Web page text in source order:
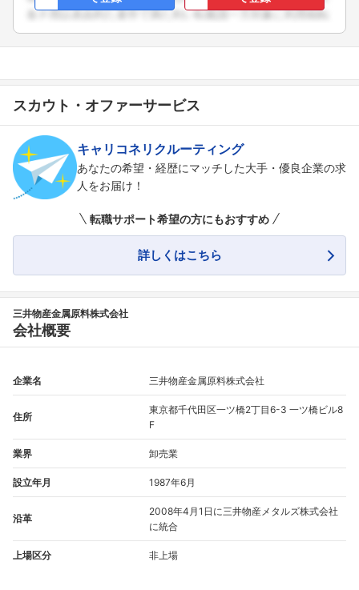
スカウト・オファーサービス
キャリコネリクルーティング
あなたの希望・経歴にマッチした大手・優良企業の求
人をお届け！
転職サポート希望の方にもおすすめ
詳しくはこちら
三井物産金属原料株式会社
会社概要
企業名 三井物産金属原料株式会社
住所
東京都千代田区一ツ橋2丁目6-3 一ツ橋ビル8
F
業界 卸売業
設立年月 1987年6月
沿革
2008年4月1日に三井物産メタルズ株式会社
に統合
上場区分 非上場